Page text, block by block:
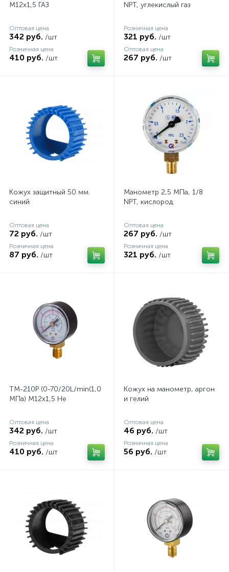
M12x1,5 ГАЗ
Оптовая цена
342 руб. /шт
Розничная цена
410 руб. /шт
NPT, углекислый газ
Розничная цена
321 руб. /шт
Оптовая цена
267 руб. /шт
Кожух защитный 50 мм.
синий
Оптовая цена
72 руб. /шт
Розничная цена
87 руб. /шт
Манометр 2,5 МПа, 1/8
NPT, кислород
Оптовая цена
267 руб. /шт
Розничная цена
321 руб. /шт
ТМ-210Р (0-70/20L/min(1,0
MПa) M12х1,5 He
Оптовая цена
342 руб. /шт
Розничная цена
410 руб. /шт
Кожух на манометр, аргон
и гелий
Оптовая цена
46 руб. /шт
Розничная цена
56 руб. /шт